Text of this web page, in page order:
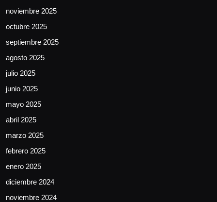
noviembre 2025
octubre 2025
septiembre 2025
agosto 2025
julio 2025
junio 2025
mayo 2025
abril 2025
marzo 2025
febrero 2025
enero 2025
diciembre 2024
noviembre 2024